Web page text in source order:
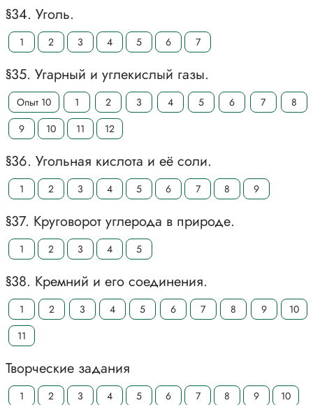
§34. Уголь.
1 2 3 4 5 6 7
§35. Угарный и углекислый газы.
Опыт 10 1 2 3 4 5 6 7
8
9
10 11 12
§36. Угольная кислота и её соли.
1 2 3 4 5 6 7 8 9
§37. Круговорот углерода в природе.
1 2 3 4 5
§38. Кремний и его соединения.
1 2 3 4 5 6 7 8 9
10
11
Творческие задания
1 2 3 4 5 6 7 8 9 10